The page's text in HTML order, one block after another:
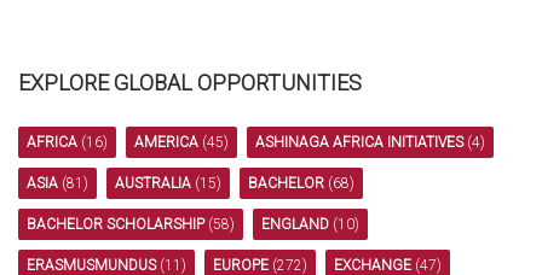
EXPLORE GLOBAL OPPORTUNITIES
AFRICA (16) AMERICA (45) ASHINAGA AFRICA INITIATIVES(4)
ASIA (81) AUSTRALIA (15) BACHELOR (68)
BACHELOR SCHOLARSHIP(58) ENGLAND (10)
ERASMUSMUNDUS(11) EUROPE (272) EXCHANGE (47)